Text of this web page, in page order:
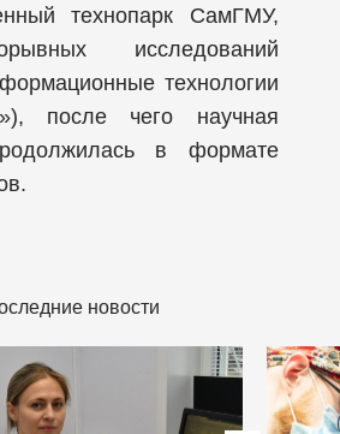
технопарк СамГМУ,
исследований
технологии
после чего научная
в формате
новости